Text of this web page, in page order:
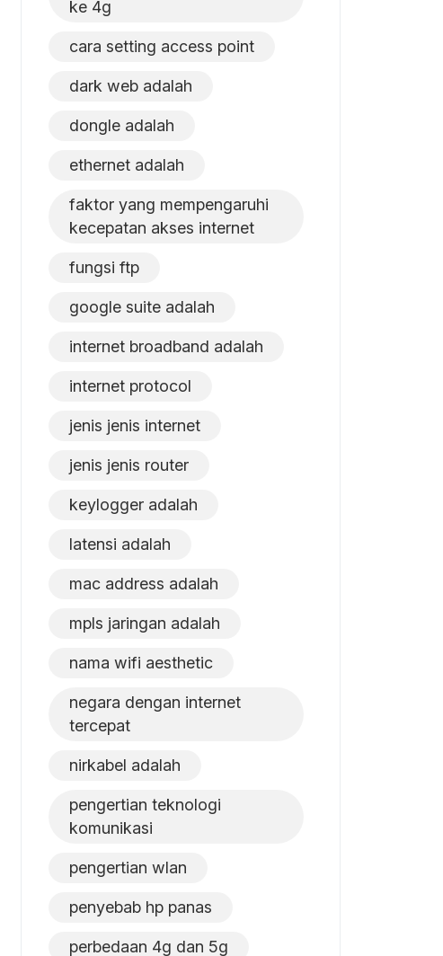
ke 4g
cara setting access point
dark web adalah
dongle adalah
ethernet adalah
faktor yang mempengaruhi
kecepatan akses internet
fungsi ftp
google suite adalah
internet broadband adalah
internet protocol
jenis jenis internet
jenis jenis router
keylogger adalah
latensi adalah
mac address adalah
mpls jaringan adalah
nama wifi aesthetic
negara dengan internet
tercepat
nirkabel adalah
pengertian teknologi
komunikasi
pengertian wlan
penyebab hp panas
perbedaan 4g dan 5g